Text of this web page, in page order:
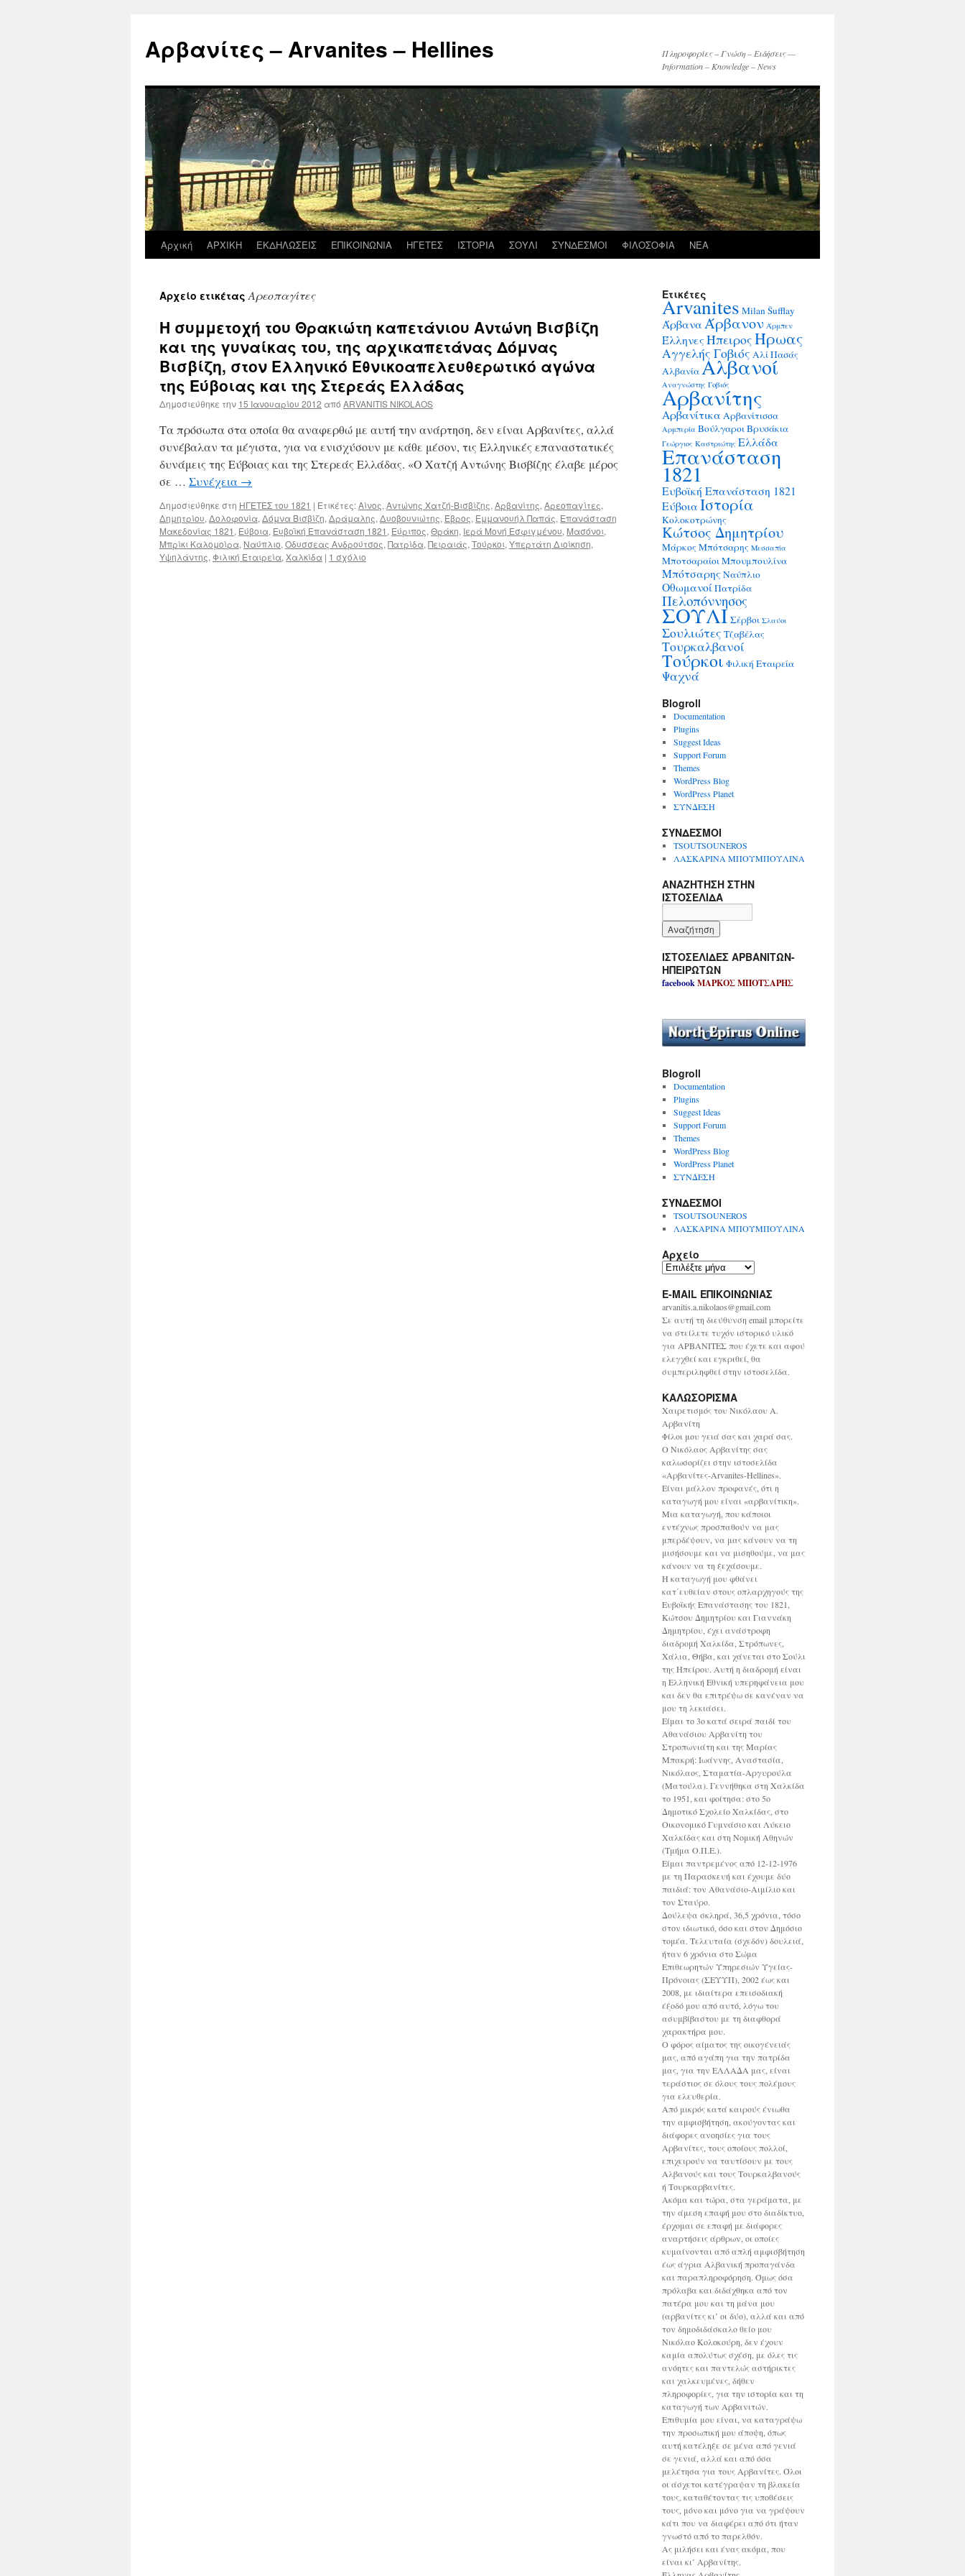
περιεχόμενο
Αρβανίτες – Arvanites – Hellines
Πληροφορίες – Γνώση – Ειδήσεις —
Information – Knowledge – News
Αρχική ΑΡΧΙΚΗ ΕΚΔΗΛΩΣΕΙΣ ΕΠΙΚΟΙΝΩΝΙΑ ΗΓΕΤΕΣ ΙΣΤΟΡΙΑ ΣΟΥΛΙ ΣΥΝΔΕΣΜΟΙ ΦΙΛΟΣΟΦΙΑ ΝΕΑ
Αρχείο ετικέταςΑρεοπαγίτες
Η συμμετοχή του Θρακιώτη καπετάνιου Αντώνη Βισβίζη
και της γυναίκας του, της αρχικαπετάνας Δόμνας
Βισβίζη, στον Ελληνικό Εθνικοαπελευθερωτικό αγώνα
της Εύβοιας και της Στερεάς Ελλάδας
Δημοσιεύθηκε την 15 Ιανουαρίου 2012 από ARVANITIS NIKOLAOS
Τα πρόσωπα στα οποία θα αναφερθώ με αυτή την ανάρτηση, δεν είναι Αρβανίτες, αλλά
συνέβαλαν τα μέγιστα, για να ενισχύσουν με κάθε μέσον, τις Ελληνικές επαναστατικές
δυνάμεις της Εύβοιας και της Στερεάς Ελλάδας. «Ο Χατζή Αντώνης Βισβίζης έλαβε μέρος
σε … Συνέχεια →
Δημοσιεύθηκε στη ΗΓΕΤΕΣ του 1821 | Ετικέτες:Αίνος, Αντώνης Χατζή-Βισβίζης, Αρβανίτης, Αρεοπαγίτες,
Δημητρίου, Δολοφονία, Δόμνα Βισβίζη, Δράμαλης, Δυοβουνιώτης, Έβρος, Εμμανουήλ Παπάς, Επανάσταση
Μακεδονίας 1821 , Εύβοια, Ευβοϊκή Επανάσταση 1821 , Εύριπος, Θράκη, Ιερά Μονή Εσφιγμένου, Μασόνοι,
Μπρίκι Καλομοίρα, Ναύπλιο, Οδυσσεας Ανδρούτσος, Πατρίδα, Πειραιάς, Τούρκοι, Υπερτάτη Διοίκηση,
Υψηλάντης, Φιλική Εταιρεία, Χαλκίδα | 1 σχόλιο
Ετικέτες
Arvanites Milan Šufflay
Άρβανα Άρβανον Άρμπεν
Έλληνες ΉπειροςΉρωας
Αγγελής Γοβιός Αλί Πασάς
ΑλβανίαΑλβανοί
Αναγνώστης Γοβιός
Αρβανίτης
Αρβανίτικα Αρβανίτισσα
Αρμπερία ΒούλγαροιΒρυσάκια
Γεώργιος Καστριώτης Ελλάδα
Επανάσταση
1821
Ευβοϊκή Επανάσταση 1821
Εύβοια Ιστορία
Κολοκοτρώνης
Κώτσος Δημητρίου
Μάρκος Μπότσαρης Μεσσαπία
ΜποτσαραίοιΜπουμπουλίνα
Μπότσαρης Ναύπλιο
ΟθωμανοίΠατρίδα
Πελοπόννησος
ΣΟΥΛΙ Σέρβοι Σλαύοι
Σουλιώτες Τζαβέλας
Τουρκαλβανοί
Τούρκοι Φιλική Εταιρεία
Ψαχνά
Blogroll
Documentation
Plugins
Suggest Ideas
Support Forum
Themes
WordPress Blog
WordPress Planet
ΣΥΝΔΕΣΗ
ΣΥΝΔΕΣΜΟΙ
TSOUTSOUNEROS
ΛΑΣΚΑΡΙΝΑ ΜΠΟΥΜΠΟΥΛΙΝΑ
ΑΝΑΖΗΤΗΣΗ ΣΤΗΝ
ΙΣΤΟΣΕΛΙΔΑ
ΙΣΤΟΣΕΛΙΔΕΣ ΑΡΒΑΝΙΤΩΝ-
ΗΠΕΙΡΩΤΩΝ
facebookΜΑΡΚΟΣ ΜΠΟΤΣΑΡΗΣ
Blogroll
Documentation
Plugins
Suggest Ideas
Support Forum
Themes
WordPress Blog
WordPress Planet
ΣΥΝΔΕΣΗ
ΣΥΝΔΕΣΜΟΙ
TSOUTSOUNEROS
ΛΑΣΚΑΡΙΝΑ ΜΠΟΥΜΠΟΥΛΙΝΑ
Αρχείο
Α
χ
ε
ί
ο
E-MAIL ΕΠΙΚΟΙΝΩΝΙΑΣ
arvanitis.a.nikolaos@gmail.com
Σε αυτή τη διεύθυνση email μπορείτε
να στείλετε τυχόν ιστορικό υλικό
για ΑΡΒΑΝΙΤΕΣ που έχετε και αφού
ελεγχθεί και εγκριθεί, θα
συμπεριληφθεί στην ιστοσελίδα.
ΚΑΛΩΣΟΡΙΣΜΑ
Χαιρετισμός του Νικόλαου Α.
Αρβανίτη
Φίλοι μου γειά σας και χαρά σας.
Ο Νικόλαος Αρβανίτης σας
καλωσορίζει στην ιστοσελίδα
«Αρβανίτες-Arvanites-Hellines».
Είναι μάλλον προφανές, ότι η
καταγωγή μου είναι «αρβανίτικη».
Μια καταγωγή, που κάποιοι
εντέχνως προσπαθούν να μας
μπερδέψουν, να μας κάνουν να τη
μισήσουμε και να μισηθούμε, να μας
κάνουν να τη ξεχάσουμε.
Η καταγωγή μου φθάνει
κατ΄ευθείαν στους οπλαρχηγούς της
Ευβοϊκής Επανάστασης του 1821,
Κώτσου Δημητρίου και Γιαννάκη
Δημητρίου, έχει ανάστροφη
διαδρομή Χαλκίδα, Στρόπωνες,
Χάλια, Θήβα, και χάνεται στο Σούλι
της Ηπείρου. Αυτή η διαδρομή είναι
η Ελληνική Εθνική υπερηφάνεια μου
και δεν θα επιτρέψω σε κανέναν να
μου τη λεκιάσει.
Είμαι το 3ο κατά σειρά παιδί του
Αθανάσιου Αρβανίτη του
Στροπωνιάτη και της Μαρίας
Μπακρή: Ιωάννης, Αναστασία,
Νικόλαος, Σταματία-Αργυρούλα
(Ματούλα). Γεννήθηκα στη Χαλκίδα
το 1951, και φοίτησα: στο 5ο
Δημοτικό Σχολείο Χαλκίδας, στο
Οικονομικό Γυμνάσιο και Λύκειο
Χαλκίδας και στη Νομική Αθηνών
(Τμήμα Ο.Π.Ε.).
Είμαι παντρεμένος από 12-12-1976
με τη Παρασκευή και έχουμε δύο
παιδιά: τον Αθανάσιο-Αιμίλιο και
τον Σταύρο.
Δούλεψα σκληρά, 36,5 χρόνια, τόσο
στον ιδιωτικό, όσο και στον Δημόσιο
τομέα. Τελευταία (σχεδόν) δουλειά,
ήταν 6 χρόνια στο Σώμα
Επιθεωρητών Υπηρεσιών Υγείας-
Πρόνοιας (ΣΕΥΥΠ), 2002 έως και
2008, με ιδιαίτερα επεισοδιακή
έξοδό μου από αυτό, λόγω του
ασυμβίβαστου με τη διαφθορά
χαρακτήρα μου.
Ο φόρος αίματος της οικογένειάς
μας, από αγάπη για την πατρίδα
μας, για την ΕΛΛΑΔΑ μας, είναι
τεράστιος σε όλους τους πολέμους
για ελευθερία.
Από μικρός κατά καιρούς ένιωθα
την αμφισβήτηση, ακούγοντας και
διάφορες ανοησίες για τους
Αρβανίτες, τους οποίους πολλοί,
επιχειρούν να ταυτίσουν με τους
Αλβανούς και τους Τουρκαλβανούς
ή Τουρκαρβανίτες.
Ακόμα και τώρα, στα γεράματα, με
την άμεση επαφή μου στο διαδίκτυο,
έρχομαι σε επαφή με διάφορες
αναρτήσεις άρθρων, οι οποίες
κυμαίνονται από απλή αμφισβήτηση
έως άγρια Αλβανική προπαγάνδα
και παραπληροφόρηση. Όμως όσα
πρόλαβα και διδάχθηκα από τον
πατέρα μου και τη μάνα μου
(αρβανίτες κι’ οι δύο), αλλά και από
τον δημοδιδάσκαλο θείο μου
Νικόλαο Κολοκούρη, δεν έχουν
καμία απολύτως σχέση, με όλες τις
ανόητες και παντελώς αστήρικτες
και χαλκευμένες, δήθεν
πληροφορίες, για την ιστορία και τη
καταγωγή των Αρβανιτών.
Επιθυμία μου είναι, να καταγράψω
την προσωπική μου άποψη, όπως
αυτή κατέληξε σε μένα από γενιά
σε γενιά, αλλά και από όσα
μελέτησα για τους Αρβανίτες. Όλοι
οι άσχετοι κατέγραψαν τη βλακεία
τους, καταθέτοντας τις υποθέσεις
τους, μόνο και μόνο για να γράψουν
κάτι που να διαφέρει από ότι ήταν
γνωστό από το παρελθόν.
Ας μιλήσει και ένας ακόμα, που
είναι κι’ Αρβανίτης.